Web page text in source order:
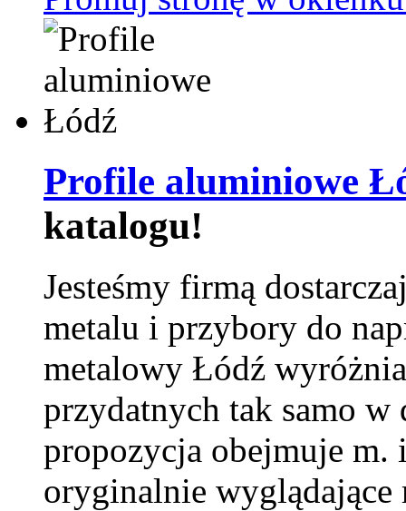
Profile aluminiowe
katalogu!
Jesteśmy firmą
metalu i przybory do
metalowy Łódź
przydatnych tak samo w
propozycja obejmuje m.
oryginalnie wyglądające